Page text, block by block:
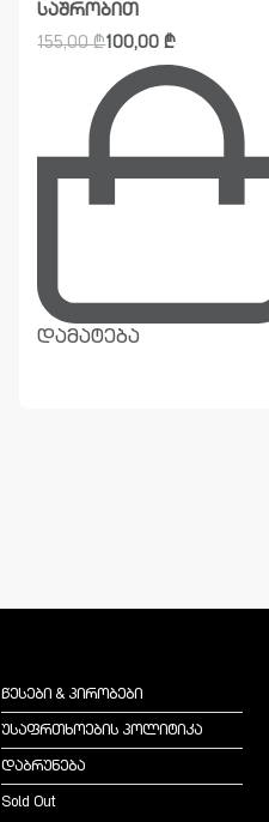
საშრობით
155,00₾100,00₾
დამატება
წესები & პირობები
უსაფრთხოების პოლიტიკა
დაბრუნება
Sold Out